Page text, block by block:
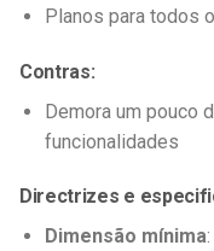
Planos para todos
Contras:
Demora um pouco
funcionalidades
Directrizes e
Dimensão mínima